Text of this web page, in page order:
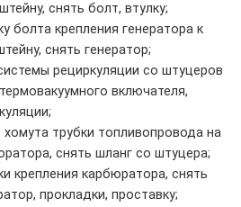
снять болт, втулку;
болта крепления генератора к
снять генератор;
рециркуляции со штуцеров
включателя,
хомута трубки топливопровода на
снять шланг со штуцера;
крепления карбюратора, снять
прокладки, проставку;